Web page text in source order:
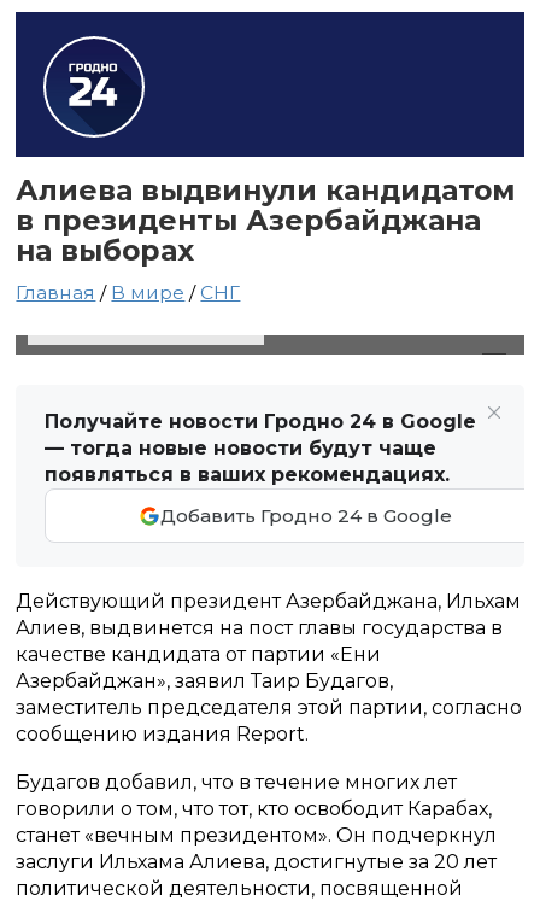
Алиева выдвинули кандидатом
в президенты Азербайджана
на выборах
Главная / В мире /СНГ
Получайте новости Гродно 24 в Google
— тогда новые новости будут чаще
появляться в ваших рекомендациях.
Добавить Гродно 24 в Google
Действующий президент Азербайджана, Ильхам
Алиев, выдвинется на пост главы государства в
качестве кандидата от партии «Ени
Азербайджан», заявил Таир Будагов,
заместитель председателя этой партии, согласно
сообщению издания Report.
Будагов добавил, что в течение многих лет
говорили о том, что тот, кто освободит Карабах,
станет «вечным президентом». Он подчеркнул
заслуги Ильхама Алиева, достигнутые за 20 лет
политической деятельности, посвященной